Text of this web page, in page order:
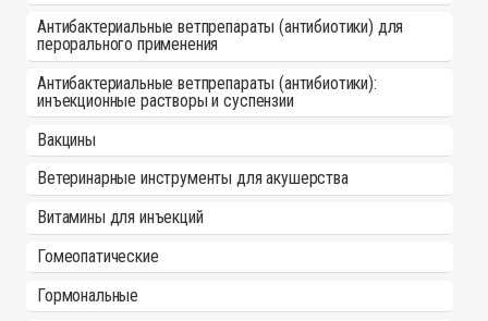
Антибактериальные ветпрепараты (антибиотики) для
перорального применения
Антибактериальные ветпрепараты (антибиотики):
инъекционные растворы и суспензии
Вакцины
Ветеринарные инструменты для акушерства
Витамины для инъекций
Гомеопатические
Гормональные